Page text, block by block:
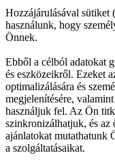
Hozzájárulásával sütiket
használunk, hogy
Önnek.
Ebből a célból adatokat
és eszközeikről. Ezeket
optimalizálására és
megjelenítésére,
használjuk fel. Az Ön
szinkronizálhatjuk, és az
ajánlatokat mutathatunk
a szolgáltatásaikat.